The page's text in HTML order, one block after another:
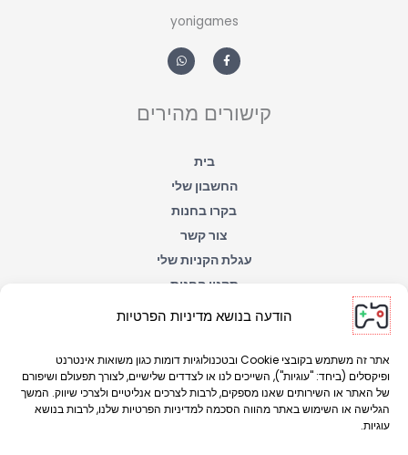
הודעה בנושא מדיניות הפרטיות
אתר זה משתמש בקובצי Cookie ובטכנולוגיות דומות כגון משואות אינטרנט
ופיקסלים (ביחד: "עוגיות"), השייכים לנו או לצדדים שלישיים, לצורך תפעולם ושיפורם
של האתר או השירותים שאנו מספקים, לרבות לצרכים אנליטיים ולצרכי שיווק. המשך
הגלישה או השימוש באתר מהווה הסכמה למדיניות הפרטיות שלנו, לרבות בנושא
עוגיות.
yonigames
a
c
e
o
h
a
t
p
p
קישורים מהירים
בית
החשבון שלי
בקרו בחנות
צור קשר
עגלת הקניות שלי
תקנון החנות